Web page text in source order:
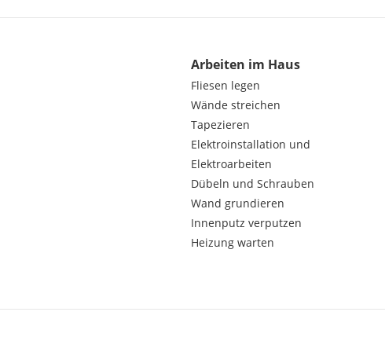
Arbeiten im Haus
Fliesen legen
Wände streichen
Tapezieren
Elektroinstallation und
Elektroarbeiten
Dübeln und Schrauben
Wand grundieren
Innenputz verputzen
Heizung warten